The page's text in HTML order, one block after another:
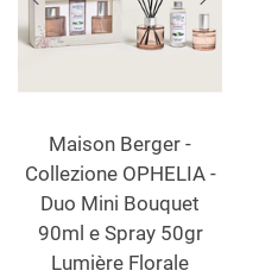
Maison Berger -
Collezione OPHELIA -
Duo Mini Bouquet
90ml e Spray 50gr
Lumière Florale